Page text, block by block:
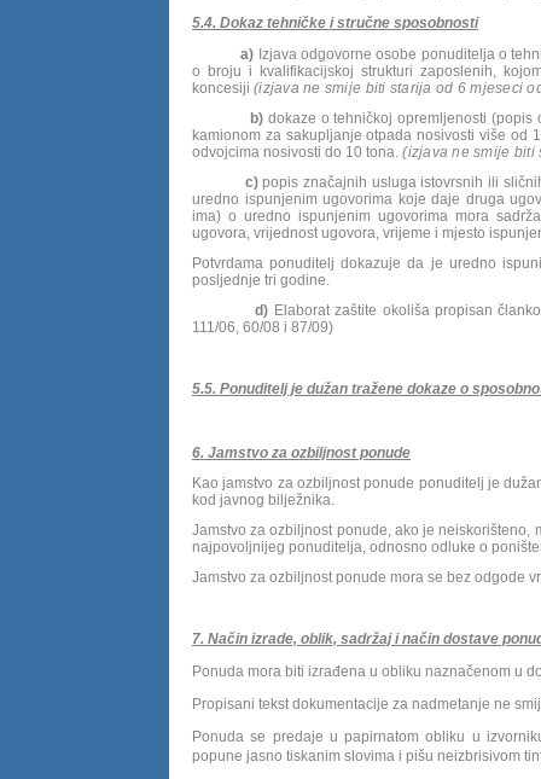
5.4. Dokaz tehničke i stručne sposobnosti
a) Izjava odgovorne osobe ponuditelja o
o broju i kvalifikacijskoj strukturi zaposlenih,
koncesiji (izjava ne smije biti starija od 6 mjeseci
b) dokaze o tehničkoj opremljenosti
kamionom za sakupljanje otpada nosivosti više od
odvojcima nosivosti do 10 tona. (izjava ne smije biti
c)popis značajnih usluga istovrsnih ili
uredno ispunjenim ugovorima koje daje druga
ima) o uredno ispunjenim ugovorima mora
ugovora, vrijednost ugovora, vrijeme i mjesto
Potvrdama ponuditelj dokazuje da je uredno
posljednje tri godine.
d) Elaborat zaštite okoliša propisan
111/06, 60/08 i 87/09)
5.5. Ponuditelj je dužan tražene dokaze o
6. Jamstvo za ozbiljnost ponude
Kao jamstvo za ozbiljnost ponude ponuditelj je
kod javnog bilježnika.
Jamstvo za ozbiljnost ponude, ako je
najpovoljnijeg ponuditelja, odnosno odluke o
Jamstvo za ozbiljnost ponude mora se bez odgode
7. Način izrade, oblik, sadržaj i način dostave
Ponuda mora biti izrađena u obliku naznačenom u
Propisani tekst dokumentacije za nadmetanje ne
Ponuda se predaje u papirnatom obliku u
popune jasno tiskanim slovima i pišu neizbrisivom